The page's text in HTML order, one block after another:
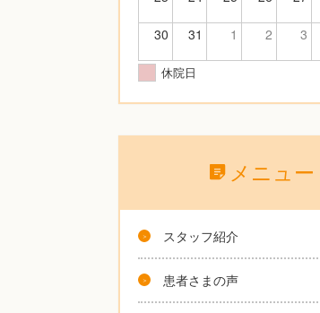
30 31 1 2 3
休院日
メニュー
スタッフ紹介
患者さまの声